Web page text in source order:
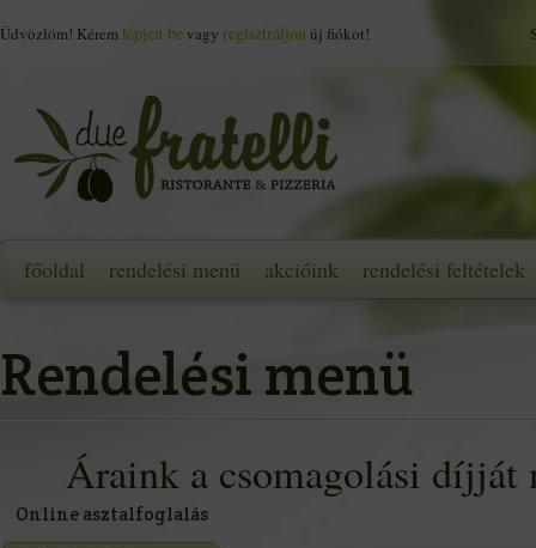
Üdvözlöm! Kérem lépjen bevagy regisztráljon új fiókot!
főoldal rendelési menü akcióink rendelési feltételek
Rendelési menü
Áraink a csomagolási díjját
Online asztalfoglalás